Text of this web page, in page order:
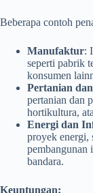
Beberapa contoh
Manufaktur:
seperti pabrik
konsumen
Pertanian
pertanian dan
hortikultura,
Energi dan
proyek energi,
pembangunan
bandara.
Keuntungan: